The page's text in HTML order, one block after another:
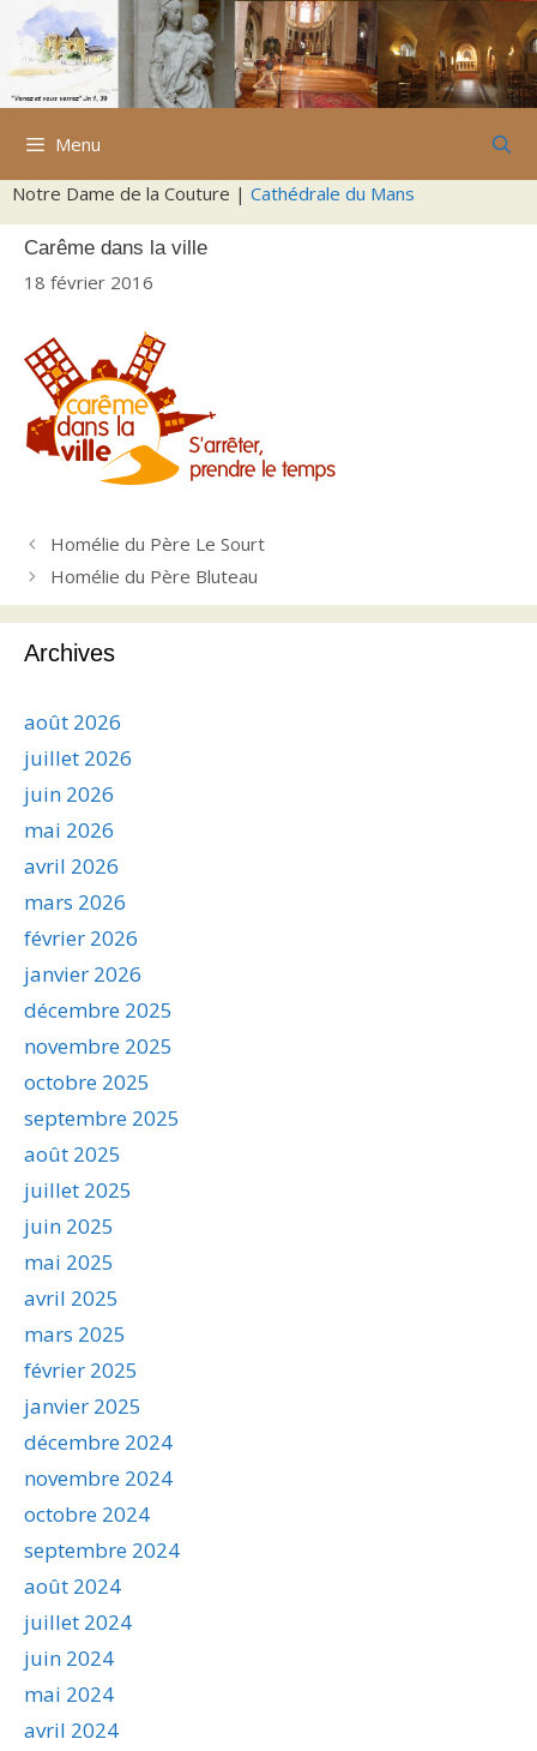
Aller
contenu
Menu
Notre Dame de la Couture | Cathédrale du Mans
Carême dans la ville
18 février 2016
Homélie du Père Le Sourt
Homélie du Père Bluteau
Archives
août 2026
juillet 2026
juin 2026
mai 2026
avril 2026
mars 2026
février 2026
janvier 2026
décembre 2025
novembre 2025
octobre 2025
septembre 2025
août 2025
juillet 2025
juin 2025
mai 2025
avril 2025
mars 2025
février 2025
janvier 2025
décembre 2024
novembre 2024
octobre 2024
septembre 2024
août 2024
juillet 2024
juin 2024
mai 2024
avril 2024